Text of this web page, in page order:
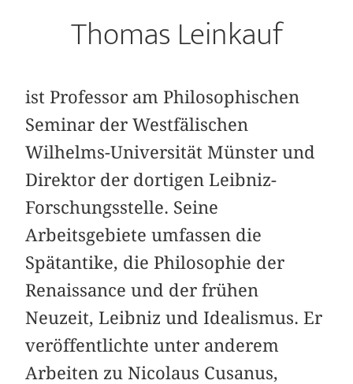
Thomas Leinkauf
ist Professor am Philosophischen
Seminar der Westfälischen
Wilhelms-Universität Münster und
Direktor der dortigen Leibniz-
Forschungsstelle. Seine
Arbeitsgebiete umfassen die
Spätantike, die Philosophie der
Renaissance und der frühen
Neuzeit, Leibniz und Idealismus. Er
veröffentlichte unter anderem
Arbeiten zu Nicolaus Cusanus,